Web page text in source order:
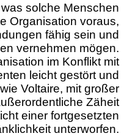
solche Menschen
Organisation voraus,
fähig sein und
vernehmen mögen.
im Konflikt mit
leicht gestört und
Voltaire, mit großer
Zäheit
einer fortgesetzten
unterworfen.